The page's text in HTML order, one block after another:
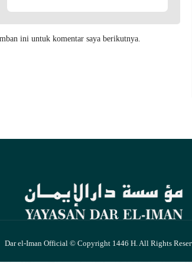
ini untuk komentar saya berikutnya.
Dar el-Iman Official © Copyright 1446 H. All Rights